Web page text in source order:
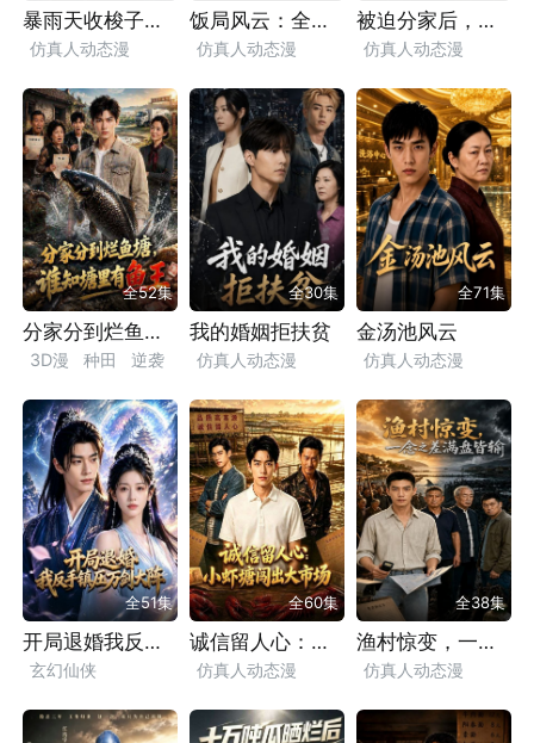
暴雨天收梭子蟹他们却说我黑心
仿真人动态漫
小人物
现实
都市
漫剧
饭局风云：全员装富指南
仿真人动态漫
漫剧
被迫分家后，鱼王带我翻身
仿真人动态漫
致富
都市 漫剧
全52集
分家分到烂鱼塘，谁知塘里有鱼王
3D漫 种田
逆袭
全30集
我的婚姻拒扶贫
仿真人动态漫
情感
家庭
婚姻
小人物
现实
都市
漫剧
全71集
金汤池风云
仿真人动态漫
都市
漫剧
全51集
开局退婚我反手镇压万剑大阵
玄幻仙侠
逆袭
穿越 修仙
全60集
诚信留人心：小虾塘闯出大市场
仿真人动态漫
励志
情感 致富
全38集
渔村惊变，一念之差满盘皆输
仿真人动态漫
致富
现实 都市